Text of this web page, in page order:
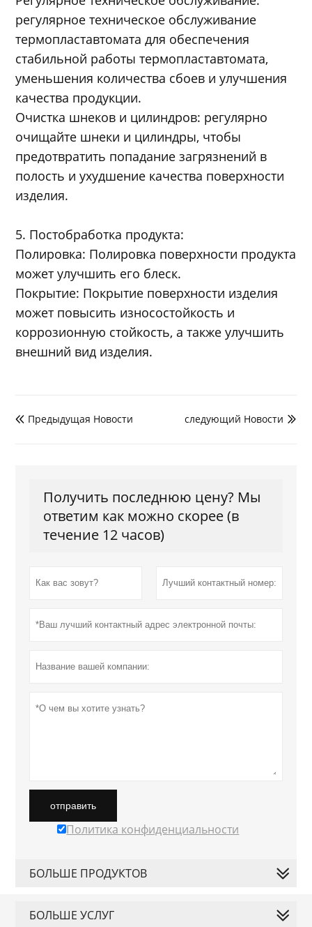
регулярное техническое обслуживание
термопластавтомата для обеспечения
стабильной работы термопластавтомата,
уменьшения количества сбоев и улучшения
качества продукции.
Очистка шнеков и цилиндров: регулярно
очищайте шнеки и цилиндры, чтобы
предотвратить попадание загрязнений в
полость и ухудшение качества поверхности
изделия.
5. Постобработка продукта:
Полировка: Полировка поверхности продукта
может улучшить его блеск.
Покрытие: Покрытие поверхности изделия
может повысить износостойкость и
коррозионную стойкость, а также улучшить
внешний вид изделия.
 Предыдущая Hовости 
следующий Hовости
Получить последнюю цену? Мы
ответим как можно скорее (в
течение 12 часов)
отправить
Политика конфиденциальности
БОЛЬШЕ ПРОДУКТОВ
БОЛЬШЕ УСЛУГ